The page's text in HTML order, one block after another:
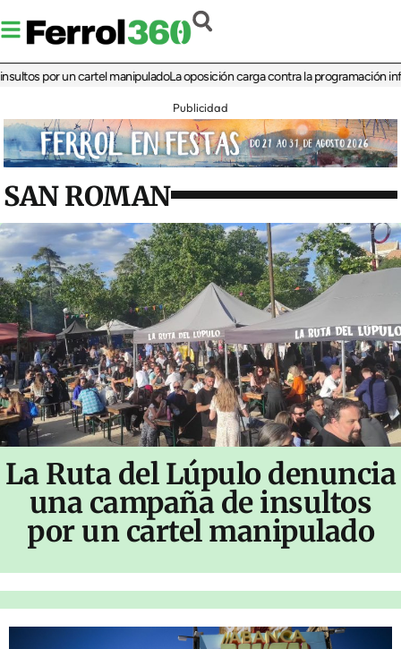
por un cartel manipuladoLa oposición carga contra la programación infantil
Publicidad
SAN ROMAN
La Ruta del Lúpulo denuncia
una campaña de insultos
por un cartel manipulado